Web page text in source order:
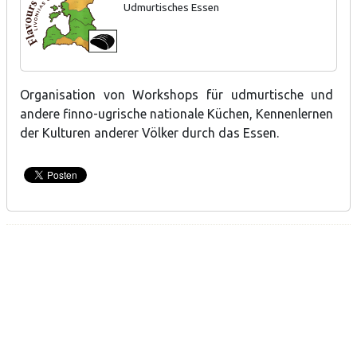
Udmurtisches Essen
Organisation von Workshops für udmurtische und
andere finno-ugrische nationale Küchen, Kennenlernen
der Kulturen anderer Völker durch das Essen.